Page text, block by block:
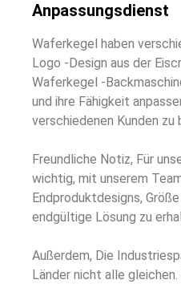
Anpassungsdienst
Waferkegel haben
Logo -Design aus der
Waferkegel -
und ihre Fähigkeit
verschiedenen Kunden zu
Freundliche Notiz, Für
wichtig, mit unserem
Endproduktdesigns,
endgültige Lösung zu
Außerdem, Die
Länder nicht alle